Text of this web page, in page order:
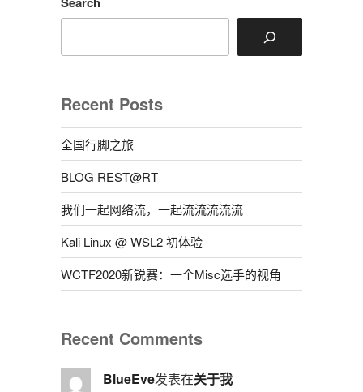
Recent Posts
全国行脚之旅
BLOG REST@RT
我们一起网络流，一起流流流流流
Kali Linux @ WSL2 初体验
WCTF2020新锐赛：一个Misc选手的视角
Recent Comments
BlueEve发表在关于我